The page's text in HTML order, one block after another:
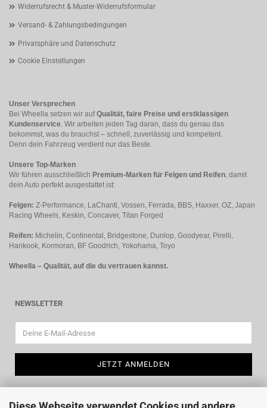
Widerrufsrecht & Muster-Widerrufsformular
Versand- & Zahlungsbedingungen
Privatsphäre und Datenschutz
Cookie Einstellungen
Unser Versprechen
Bei Wheella setzen wir aufQualität, faire Preise und erstklassigen
Kundenservice. Wir arbeiten jeden Tag daran, dass du genau das
bekommst, was du brauchst – schnell, zuverlässig und kompetent.
Denn dein Fahrzeug verdient nur das Beste.
Unsere Top-Marken
Wir führen ausschließlich Premium-Marken für Felgen und Reifen, damit
dein Auto perfekt ausgestattet ist:
Felgen: Z-Performance, LaChanti, Vossen, Ferrada, BBS, Haxxer, OZ, Japan
Racing Wheels, Keskin, Concaver, Titan Forged
Reifen: Michelin, Continental, Bridgestone, Dunlop, Goodyear, Pirelli,
Hankook, Kormoran, BF Goodrich, Yokohama, Toyo
Wheella – Qualität, auf die du vertrauen kannst.
NEWSLETTER